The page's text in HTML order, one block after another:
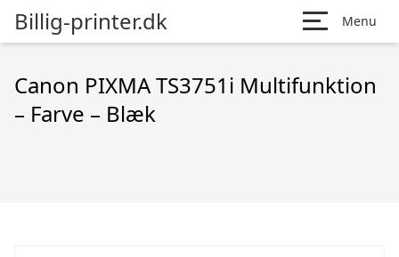
Billig-printer.dk Menu
Canon PIXMA TS3751i Multifunktion
– Farve – Blæk